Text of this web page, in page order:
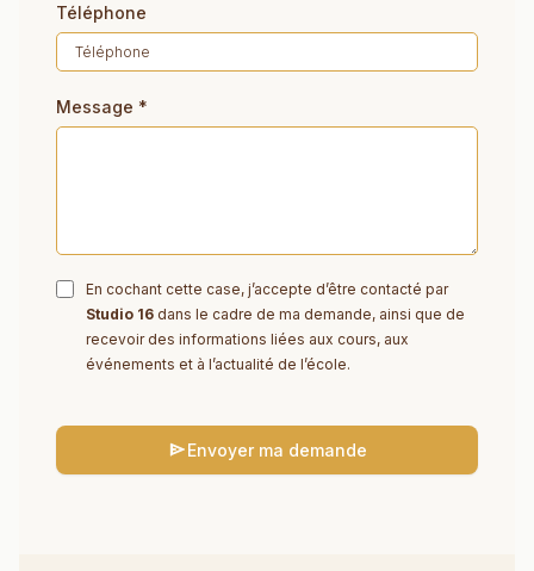
Téléphone
Message *
En cochant cette case, j’accepte d’être contacté par
Studio 16 dans le cadre de ma demande, ainsi que de
recevoir des informations liées aux cours, aux
événements et à l’actualité de l’école.
Envoyer ma demande